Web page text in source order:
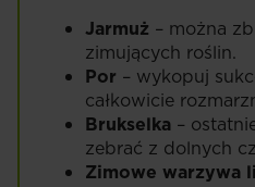
Jarmuż – można
zimujących roślin.
Por – wykopuj
całkowicie
Brukselka –
zebrać z dolnych
Zimowe warzywa